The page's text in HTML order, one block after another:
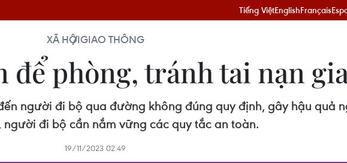
Tiếng ViệtEnglishFrançais
XÃ HỘIGIAO THÔNG
để phòng, tránh tai nạn
người đi bộ qua đường không đúng quy định, gây hậu quả
người đi bộ cần nắm vững các quy tắc an toàn.
19/11/2023 02:49